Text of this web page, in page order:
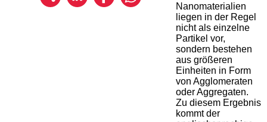
Nanomaterialien
liegen in der Regel
nicht als einzelne
Partikel vor,
sondern bestehen
aus größeren
Einheiten in Form
von Agglomeraten
oder Aggregaten.
Zu diesem Ergebnis
kommt der